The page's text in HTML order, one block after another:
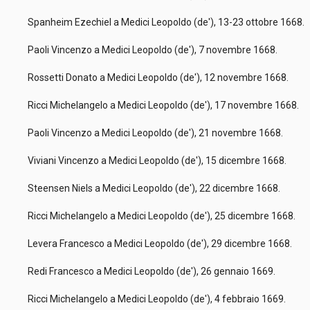
Spanheim Ezechiel a Medici Leopoldo (de'), 13-23 ottobre 1668.
Paoli Vincenzo a Medici Leopoldo (de'), 7 novembre 1668.
Rossetti Donato a Medici Leopoldo (de'), 12 novembre 1668.
Ricci Michelangelo a Medici Leopoldo (de'), 17 novembre 1668.
Paoli Vincenzo a Medici Leopoldo (de'), 21 novembre 1668.
Viviani Vincenzo a Medici Leopoldo (de'), 15 dicembre 1668.
Steensen Niels a Medici Leopoldo (de'), 22 dicembre 1668.
Ricci Michelangelo a Medici Leopoldo (de'), 25 dicembre 1668.
Levera Francesco a Medici Leopoldo (de'), 29 dicembre 1668.
Redi Francesco a Medici Leopoldo (de'), 26 gennaio 1669.
Ricci Michelangelo a Medici Leopoldo (de'), 4 febbraio 1669.